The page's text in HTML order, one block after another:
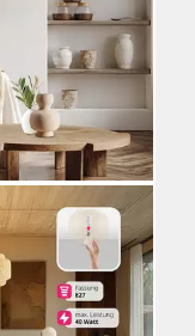
im
40 W, 40 x
Struktur in